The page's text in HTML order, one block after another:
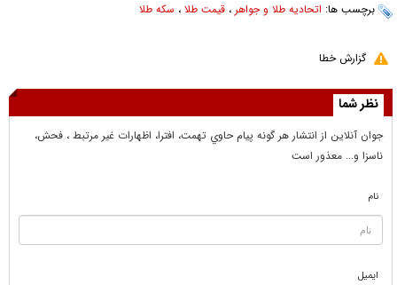
برچسب ها: اتحادیه طلا و جواهر ، قیمت طلا ، سکه طلا
گزارش خطا
نظر شما
جوان آنلاين از انتشار هر گونه پيام حاوي تهمت، افترا، اظهارات غير مرتبط ، فحش،
ناسزا و... معذور است
نام
ایمیل